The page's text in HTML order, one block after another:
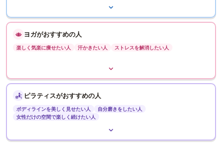
ヨガがおすすめの人
楽しく気楽に痩せたい人 汗かきたい人 ストレスを解消したい人
ピラティスがおすすめの人
ボディラインを美しく見せたい人
自分磨きをしたい人
女性だけの空間で楽しく続けたい人